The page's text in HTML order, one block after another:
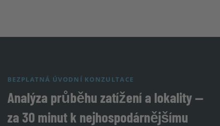
BEZPLATNÁ ÚVODNÍ KONZULTACE
Analýza průběhu zatížení a lokality —
za 30 minut k nejhospodárnějšímu